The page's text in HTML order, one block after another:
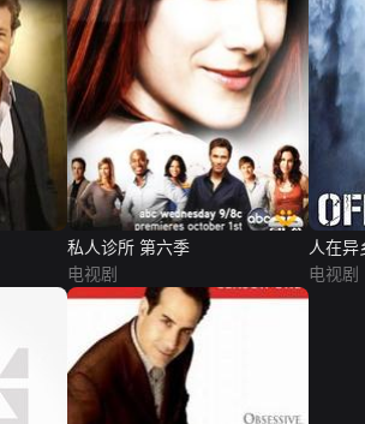
私人诊所 第六季
电视剧
人在异
电视剧